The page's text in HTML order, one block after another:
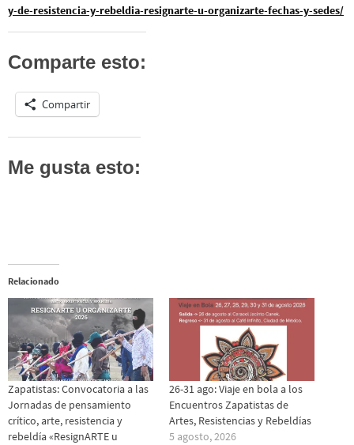
y-de-resistencia-y-rebeldia-resignarte-u-organizarte-fechas-y-sedes/
Comparte esto:
Compartir
Me gusta esto:
Relacionado
Zapatistas: Convocatoria a las
Jornadas de pensamiento
crítico, arte, resistencia y
rebeldía «ResignARTE u
26-31 ago: Viaje en bola a los
Encuentros Zapatistas de
Artes, Resistencias y Rebeldías
5 agosto, 2026